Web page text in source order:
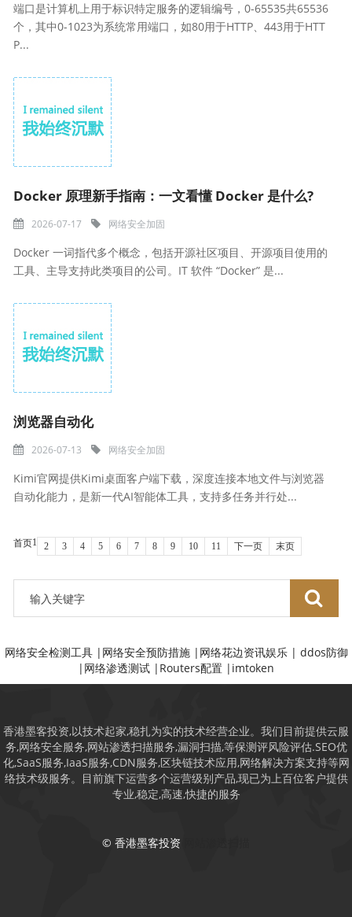
端口是计算机上用于标识特定服务的逻辑编号，0-65535共65536
个，其中0-1023为系统常用端口，如80用于HTTP、443用于HTT
P...
Docker 原理新手指南：一文看懂 Docker 是什么?
2026-07-17 网络安全加固
Docker 一词指代多个概念，包括开源社区项目、开源项目使用的
工具、主导支持此类项目的公司。IT 软件 “Docker” 是...
浏览器自动化
2026-07-13 网络安全加固
Kimi官网提供Kimi桌面客户端下载，深度连接本地文件与浏览器
自动化能力，是新一代AI智能体工具，支持多任务并行处...
首页1 2 3 4 5 6 7 8 9 10 11 下一页 末页
网络安全检测工具| 网络安全预防措施| 网络花边资讯娱乐| ddos防御
| 网络渗透测试 | Routers配置 | imtoken
香港墨客投资,以技术起家,稳扎为实的技术经营企业。我们目前提供云服
务,网络安全服务,网站渗透扫描服务,漏洞扫描,等保测评风险评估.SEO优
化,SaaS服务,IaaS服务,CDN服务,区块链技术应用,网络解决方案支持等网
络技术级服务。目前旗下运营多个运营级别产品,现已为上百位客户提供
专业,稳定,高速,快捷的服务
© 香港墨客投资